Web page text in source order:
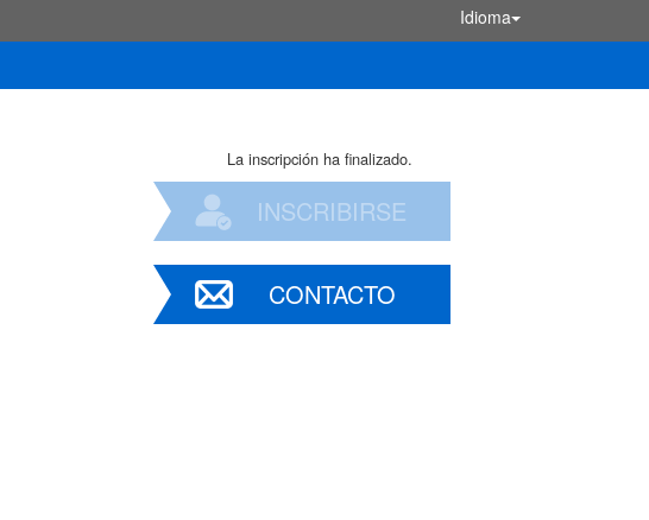
Idioma
La inscripción ha finalizado.
INSCRIBIRSE
CONTACTO